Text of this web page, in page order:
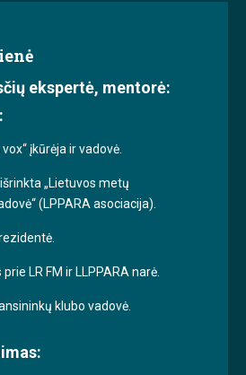
ekspertė, mentorė:
įkūrėja ir vadovė.
„Lietuvos metų
(LPPARA asociacija).
LR FM ir LLPPARA narė.
klubo vadovė.